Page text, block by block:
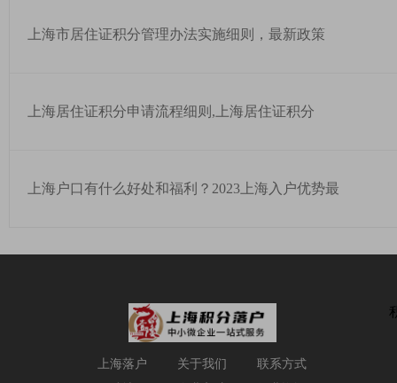
上海市居住证积分管理办法实施细则，最新政策
上海居住证积分申请流程细则,上海居住证积分
上海户口有什么好处和福利？2023上海入户优势最
上海落户 关于我们
联系方式